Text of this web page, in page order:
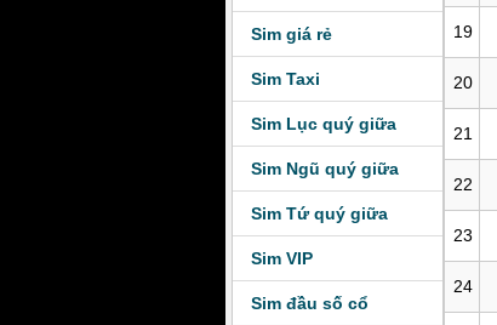
Sim giá rẻ
Sim Taxi
Sim Lục quý giữa
Sim Ngũ quý giữa
Sim Tứ quý giữa
Sim VIP
Sim đầu số cổ
19
20
21
22
23
24